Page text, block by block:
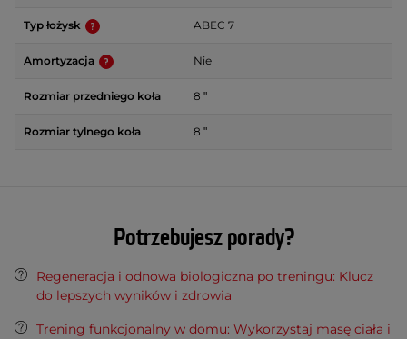
Typ łożysk ABEC 7
Amortyzacja Nie
Rozmiar przedniego koła 8 ʺ
Rozmiar tylnego koła 8 ʺ
Potrzebujesz porady?
Regeneracja i odnowa biologiczna po treningu: Klucz
do lepszych wyników i zdrowia
Trening funkcjonalny w domu: Wykorzystaj masę ciała i